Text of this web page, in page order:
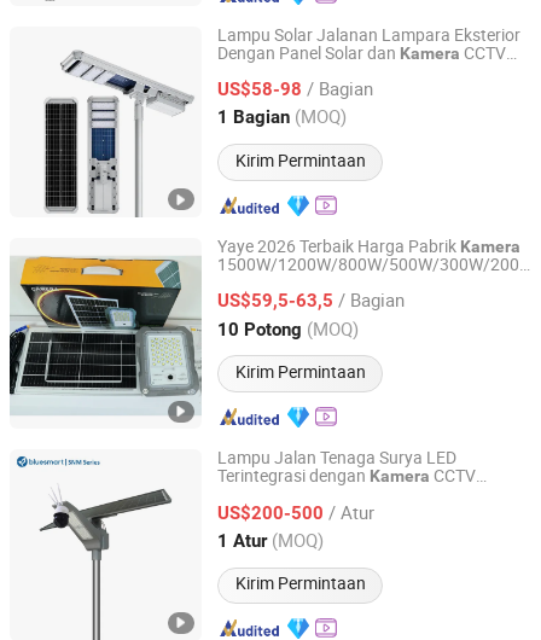
Lampu Solar Jalanan Lampara Eksterior
Dengan Panel Solar dan Kamera CCTV
US$58-98 / Bagian
1 Bagian (MOQ)
Kirim Permintaan
Jinhua SunMaster Solar Co., Ltd.
Zhejiang, China Harga mulai 2008
Yaye 2026 Terbaik Harga Pabrik Kamera
1500W/1200W/800W/500W/300W/
dengan Remote Kontrol Baterai Lithium
US$59,5-63,5 / Bagian
10 Potong (MOQ)
Kirim Permintaan
Zhongshan YAYE Lighting Co., Ltd.
Guangdong, China Harga mulai 2009
Lampu Jalan Tenaga Surya LED
Terintegrasi dengan Kamera CCTV
US$200-500 / Atur
1 Atur (MOQ)
Kirim Permintaan
Bluesmart Solar PV Co., Ltd.
Guangdong, China Harga mulai 2016